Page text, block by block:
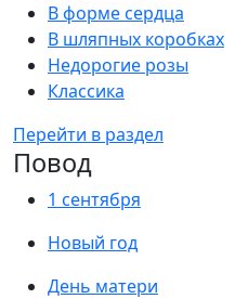
В форме сердца
В шляпных коробках
Недорогие розы
Классика
Перейти в раздел
Повод
1 сентября
Новый год
День матери